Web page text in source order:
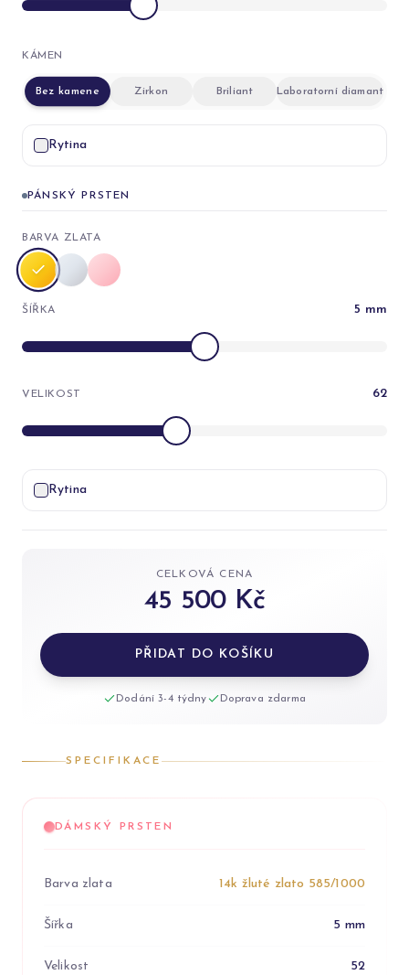
KÁMEN
Bez kamene Zirkon Briliant Laboratorní diamant
Rytina
PÁNSKÝ PRSTEN
BARVA ZLATA
ŠÍŘKA 5 mm
VELIKOST 62
Rytina
CELKOVÁ CENA
45 500 Kč
PŘIDAT DO KOŠÍKU
Dodání 3-4 týdny Doprava zdarma
SPECIFIKACE
DÁMSKÝ PRSTEN
Barva zlata 14k žluté zlato 585/1000
Šířka 5 mm
Velikost 52